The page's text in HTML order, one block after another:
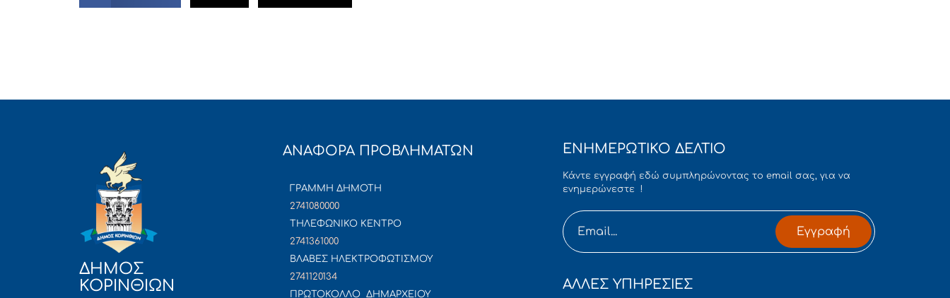
ΔΗΜΟΣ
ΚΟΡΙΝΘΙΩΝ
ΑΝΑΦΟΡΑ ΠΡΟΒΛΗΜΑΤΩΝ
ΓΡΑΜΜΗ ΔΗΜΟΤΗ
2741080000
ΤΗΛΕΦΩΝΙΚΟ ΚΕΝΤΡΟ
2741361000
ΒΛΑΒΕΣ ΗΛΕΚΤΡΟΦΩΤΙΣΜΟΥ
2741120134
ΠΡΩΤΟΚΟΛΛΟ ΔΗΜΑΡΧΕΙΟΥ
ΕΝΗΜΕΡΩΤΙΚΟ ΔΕΛΤΙΟ
Κάντε εγγραφή εδώ συμπληρώνοντας το email σας, για να
ενημερώνεστε !
Εγγραφή
ΑΛΛΕΣ ΥΠΗΡΕΣΙΕΣ